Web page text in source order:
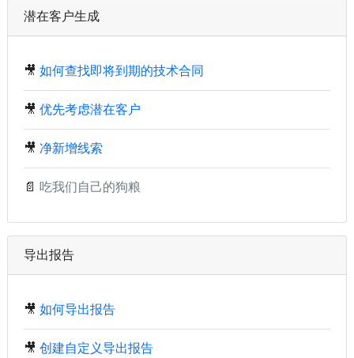
潜在客户生成
🎥 如何查找即将到期的技术合同
🎥 优先考虑潜在客户
🎥 净新增线索
📄 吃我们自己的狗粮
导出报告
🎥 如何导出报告
🎥 创建自定义导出报告